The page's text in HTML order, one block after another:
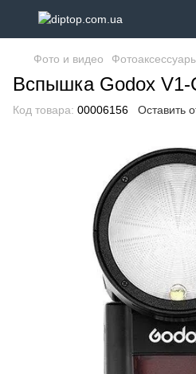
Фото и видео
Вспышка Godox V1-
Код товара: 00006156 Оставить